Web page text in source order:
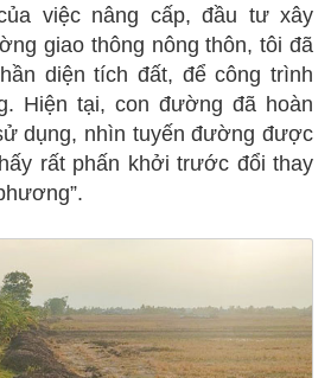
việc nâng cấp, đầu tư xây
giao thông nông thôn, tôi đã
diện tích đất, để công trình
Hiện tại, con đường đã hoàn
dụng, nhìn tuyến đường được
rất phấn khởi trước đổi thay